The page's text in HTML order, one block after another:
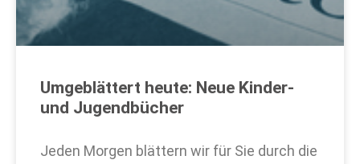
Umgeblättert heute: Neue Kinder-
und Jugendbücher
Jeden Morgen blättern wir für Sie durch die